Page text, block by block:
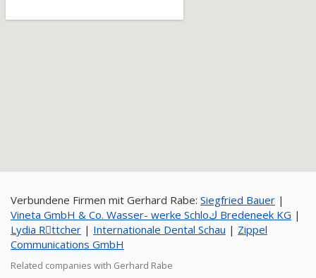
Verbundene Firmen mit Gerhard Rabe: Siegfried Bauer |
Vineta GmbH & Co. Wasser- werke Schloك Bredeneek KG |
Lydia Rِttcher | Internationale Dental Schau | Zippel
Communications GmbH
Related companies with Gerhard Rabe